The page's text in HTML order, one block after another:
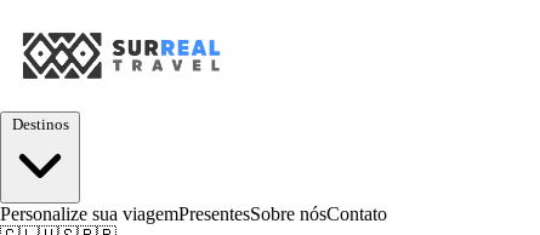
Destinos
Personalize sua viagemPresentesSobre nósContato